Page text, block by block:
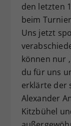
den letzten
beim
Uns jetzt
können nur
du für uns
erklärte der
Alexander
Kitzbühel